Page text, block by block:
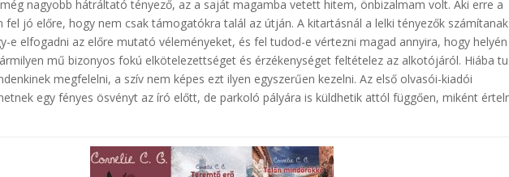
nagyobb hátráltató tényező, az a saját magamba vetett hitem, önbizalmam volt. Aki erre a
fel jó előre, hogy nem csak támogatókra talál az útján. A kitartásnál a lelki tényezők
e elfogadni az előre mutató véleményeket, és fel tudod-e vértezni magad annyira, hogy helyén
mű bizonyos fokú elkötelezettséget és érzékenységet feltételez az alkotójáról. Hiába
megfelelni, a szív nem képes ezt ilyen egyszerűen kezelni. Az első olvasói-kiadói
egy fényes ösvényt az író előtt, de parkoló pályára is küldhetik attól függően, miként